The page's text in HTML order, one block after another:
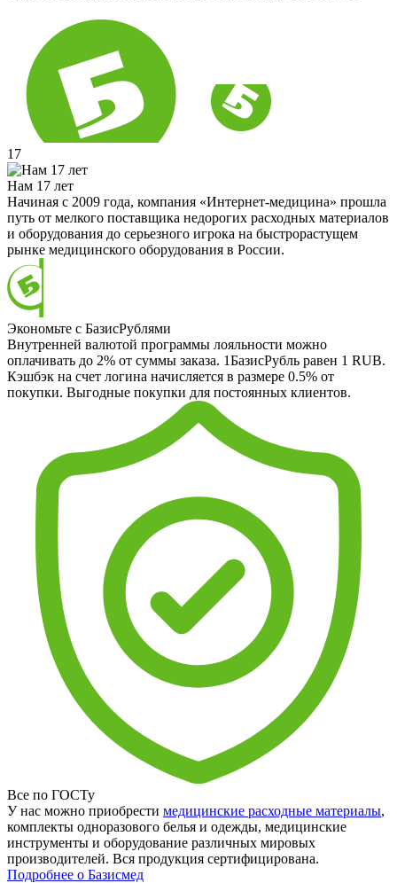
17
Нам 17 лет
Начиная с 2009 года, компания «Интернет-медицина» прошла
путь от мелкого поставщика недорогих расходных материалов
и оборудования до серьезного игрока на быстрорастущем
рынке медицинского оборудования в России.
Экономьте с БазисРублями
Внутренней валютой программы лояльности можно
оплачивать до 2% от суммы заказа. 1БазисРубль равен 1 RUB.
Кэшбэк на счет логина начисляется в размере 0.5% от
покупки. Выгодные покупки для постоянных клиентов.
Все по ГОСТу
У нас можно приобрести медицинские расходные материалы,
комплекты одноразового белья и одежды, медицинские
инструменты и оборудование различных мировых
производителей. Вся продукция сертифицирована.
Подробнее о Базисмед